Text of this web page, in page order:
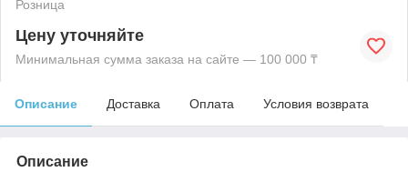
Розница
Цену уточняйте
Минимальная сумма заказа на сайте — 100 000 ₸
Описание Доставка Оплата Условия возврата
Описание